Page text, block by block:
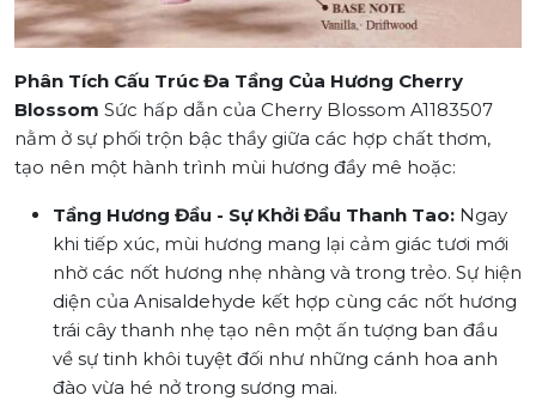
Phân Tích Cấu Trúc Đa Tầng Của Hương Cherry
Blossom Sức hấp dẫn của Cherry Blossom A1183507
nằm ở sự phối trộn bậc thầy giữa các hợp chất thơm,
tạo nên một hành trình mùi hương đầy mê hoặc:
Tầng Hương Đầu - Sự Khởi Đầu Thanh Tao: Ngay
khi tiếp xúc, mùi hương mang lại cảm giác tươi mới
nhờ các nốt hương nhẹ nhàng và trong trẻo. Sự hiện
diện của Anisaldehyde kết hợp cùng các nốt hương
trái cây thanh nhẹ tạo nên một ấn tượng ban đầu
về sự tinh khôi tuyệt đối như những cánh hoa anh
đào vừa hé nở trong sương mai.